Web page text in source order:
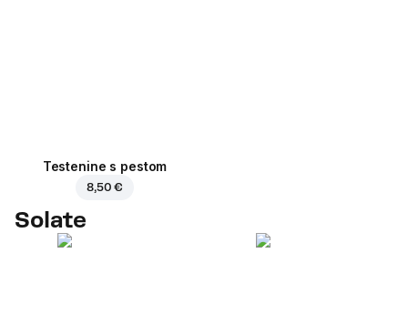
Testenine s pestom
8,50 €
Solate